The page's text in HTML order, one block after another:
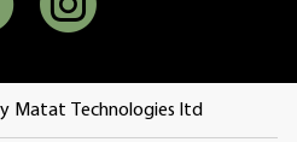
Matat Technologies ltd